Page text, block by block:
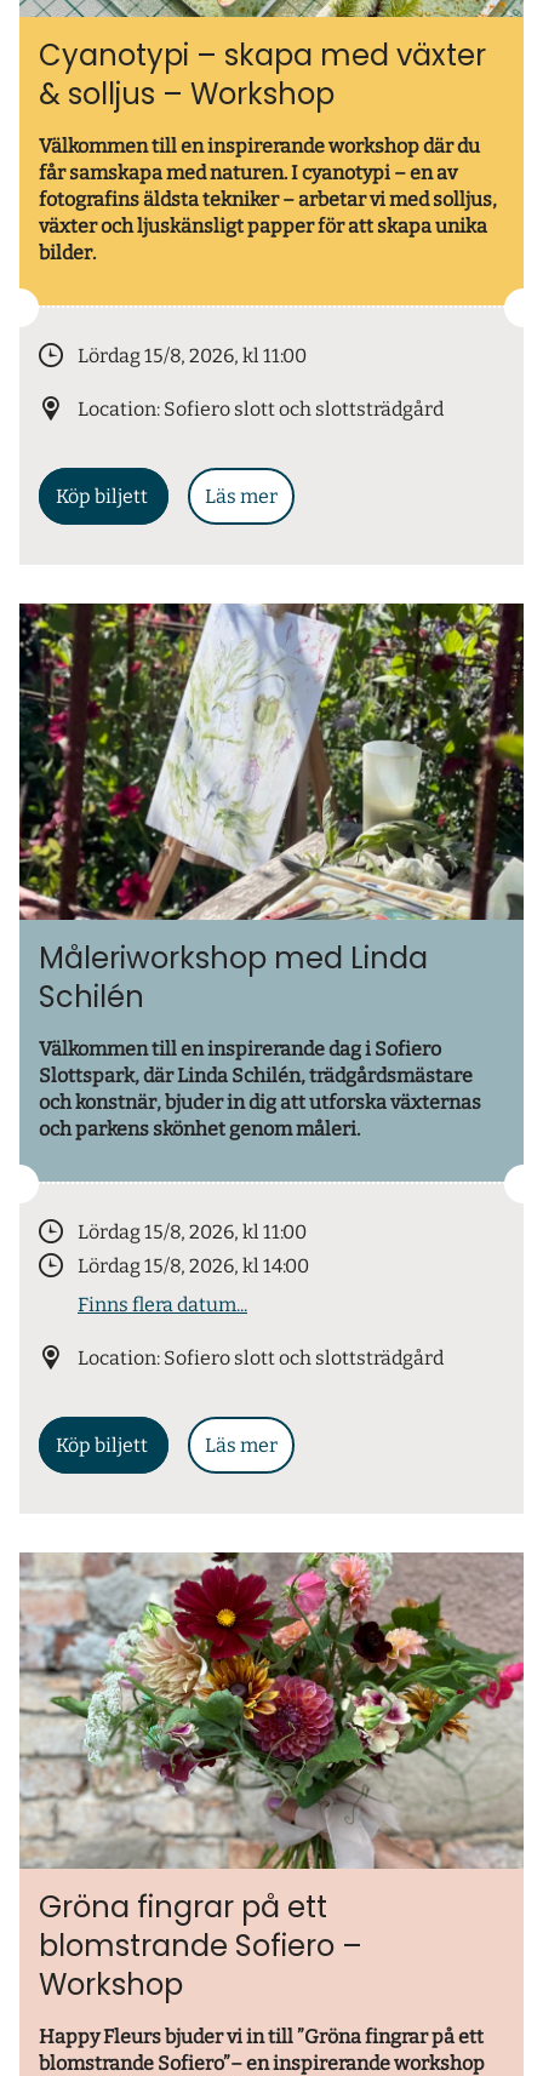
Cyanotypi – skapa med växter
& solljus – Workshop
Välkommen till en inspirerande workshop där du
får samskapa med naturen. I cyanotypi – en av
fotografins äldsta tekniker – arbetar vi med solljus,
växter och ljuskänsligt papper för att skapa unika
bilder.
Lördag 15/8, 2026, kl 11:00
Location: Sofiero slott och slottsträdgård
Köp biljett Läs mer
Måleriworkshop med Linda
Schilén
Välkommen till en inspirerande dag i Sofiero
Slottspark, där Linda Schilén, trädgårdsmästare
och konstnär, bjuder in dig att utforska växternas
och parkens skönhet genom måleri.
Lördag 15/8, 2026, kl 11:00
Lördag 15/8, 2026, kl 14:00
Finns flera datum...
Location: Sofiero slott och slottsträdgård
Köp biljett Läs mer
Gröna fingrar på ett
blomstrande Sofiero –
Workshop
Happy Fleurs bjuder vi in till ”Gröna fingrar på ett
blomstrande Sofiero”– en inspirerande workshop